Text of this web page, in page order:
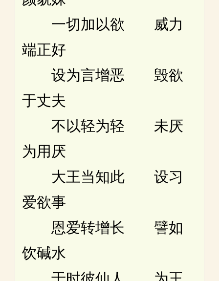
一切加以欲 威力
端正好
设为言增恶 毁欲
于丈夫
不以轻为轻 未厌
为用厌
大王当知此 设习
爱欲事
恩爱转增长 譬如
饮碱水